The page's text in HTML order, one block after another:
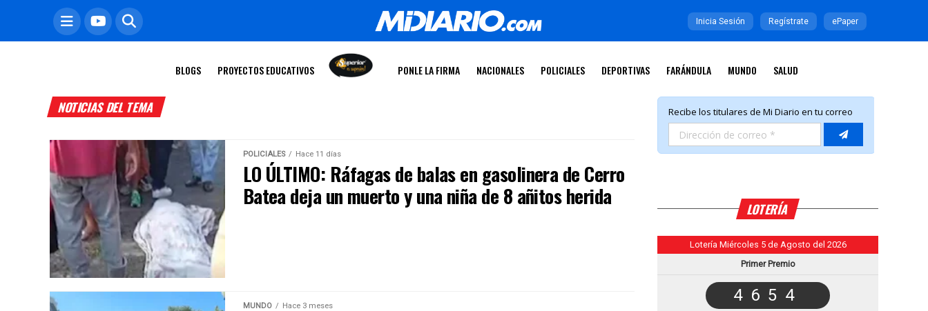
Inicia Sesión Regístrate ePaper
BLOGS PROYECTOS EDUCATIVOS PONLE LA FIRMA NACIONALES POLICIALES DEPORTIVAS FARÁNDULA MUNDO SALUD
NOTICIAS DEL TEMA
POLICIALES Hace 11 días
LO ÚLTIMO: Ráfagas de balas en gasolinera de Cerro
Batea deja un muerto y una niña de 8 añitos herida
MUNDO Hace 3 meses
LOTERÍA
Lotería Miércoles 5 de Agosto del 2026
Primer Premio
4654